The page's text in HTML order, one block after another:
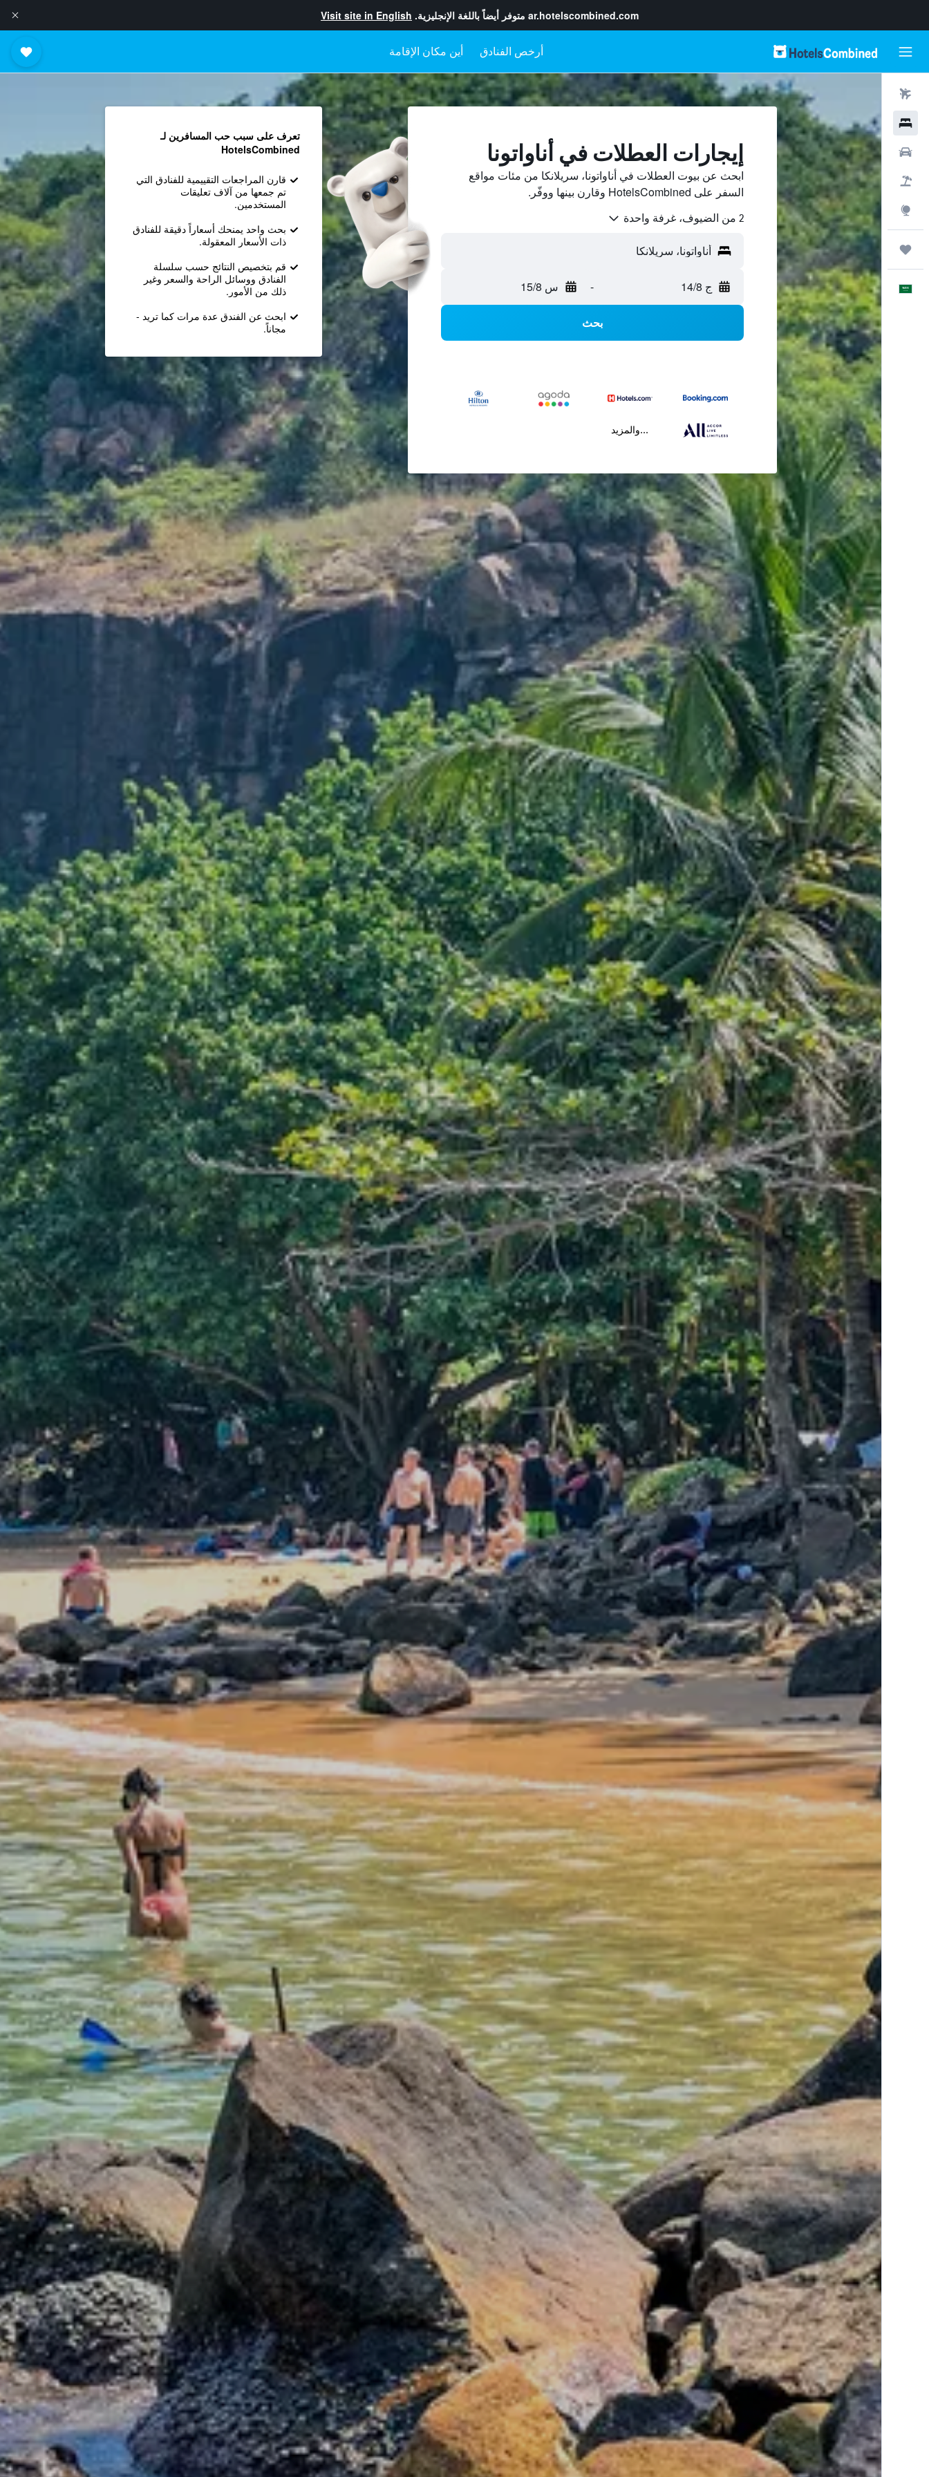
ar.hotelscombined.com متوفر أيضاً باللغة الإنجليزية. Visit site in English
أرخص الفنادق أين مكان الإقامة
فنادق
سيارات
حزم العروض
استكشاف
العَرَبِيَّة
إيجارات العطلات في أناواتونا
ابحث عن بيوت العطلات في أناواتونا، سريلانكا من مئات مواقع
السفر على HotelsCombined وقارن بينها ووفّر.
2 من الضيوف، غرفة واحدة
ج 14/8 - س 15/8
بحث
...والمزيد
تعرف على سبب حب المسافرين لـ
HotelsCombined
قارن المراجعات التقييمية للفنادق التي
تم جمعها من آلاف تعليقات
المستخدمين.
بحث واحد يمنحك أسعاراً دقيقة للفنادق
ذات الأسعار المعقولة.
قم بتخصيص النتائج حسب سلسلة
الفنادق ووسائل الراحة والسعر وغير
ذلك من الأمور.
ابحث عن الفندق عدة مرات كما تريد -
مجاناً.